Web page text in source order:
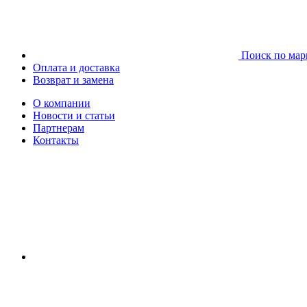
Поиск по
Оплата и доставка
Возврат и замена
О компании
Новости и статьи
Партнерам
Контакты